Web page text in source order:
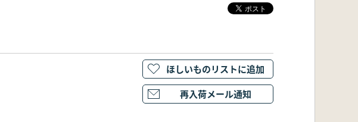
ほしいものリストに追加
再入荷メール通知